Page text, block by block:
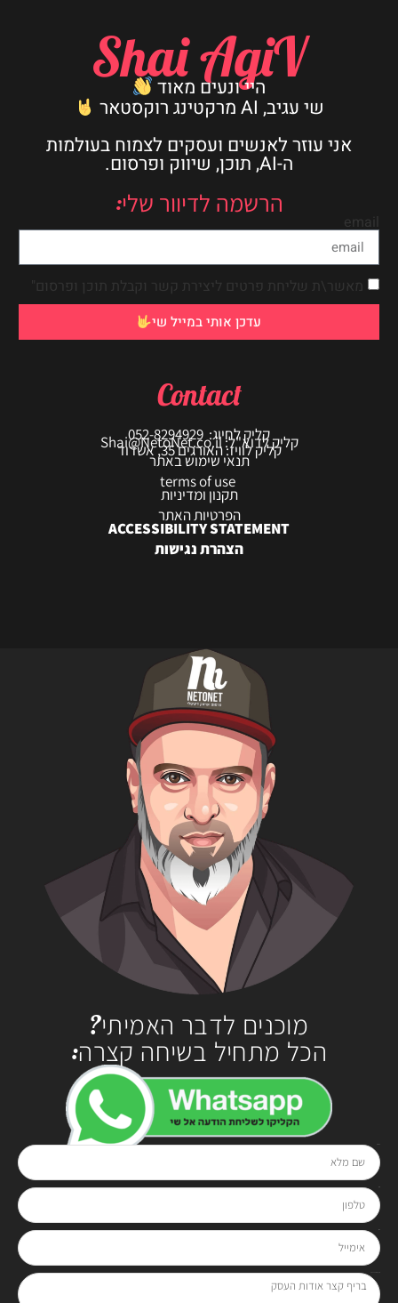
Shai AgiV
היי ונעים מאוד
שי עגיב, AI מרקטינג רוקסטאר
אני עוזר לאנשים ועסקים לצמוח בעולמות
ה-AI, תוכן, שיווק ופרסום.
הרשמה לדיוור שלי:
email
מאשר\ת שליחת פרטים ליצירת קשר וקבלת תוכן ופרסום"
עדכן אותי במייל שי
Contact
קליק לחיוג: 052-8294929
קליק לדוא"ל: Shai@NetoNet.co.il
קליק לוויז: האורגים 35, אשדוד
תנאי שימוש באתר
תקנון ומדיניות
הפרטיות האתר
ACCESSIBILITY STATEMENT
הצהרת נגישות
מוכנים לדבר האמיתי?
הכל מתחיל בשיחה קצרה: